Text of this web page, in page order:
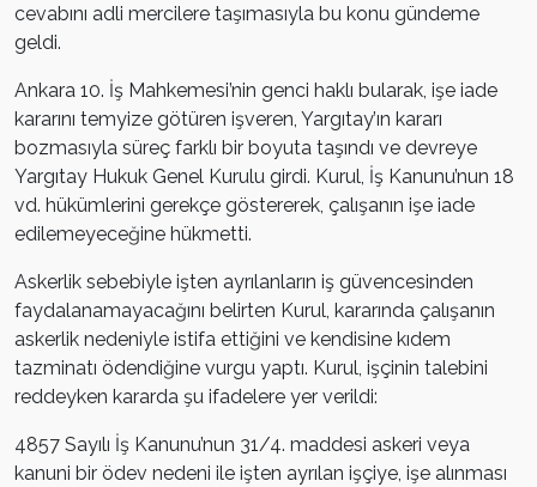
cevabını adli mercilere taşımasıyla bu konu gündeme
geldi.
Ankara 10. İş Mahkemesi’nin genci haklı bularak, işe iade
kararını temyize götüren işveren, Yargıtay’ın kararı
bozmasıyla süreç farklı bir boyuta taşındı ve devreye
Yargıtay Hukuk Genel Kurulu girdi. Kurul, İş Kanunu’nun 18
vd. hükümlerini gerekçe göstererek, çalışanın işe iade
edilemeyeceğine hükmetti.
Askerlik sebebiyle işten ayrılanların iş güvencesinden
faydalanamayacağını belirten Kurul, kararında çalışanın
askerlik nedeniyle istifa ettiğini ve kendisine kıdem
tazminatı ödendiğine vurgu yaptı. Kurul, işçinin talebini
reddeyken kararda şu ifadelere yer verildi:
4857 Sayılı İş Kanunu’nun 31/4. maddesi askeri veya
kanuni bir ödev nedeni ile işten ayrılan işçiye, işe alınması